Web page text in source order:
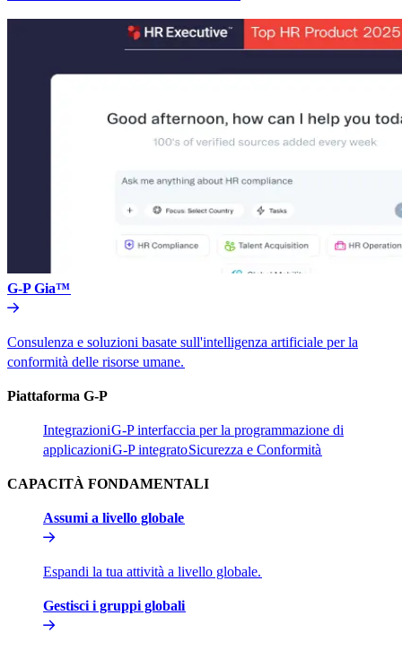
G-P Gia™​​
Consulenza e soluzioni basate sull'intelligenza artificiale per la
conformità delle risorse umane.​​
Piattaforma G-P​​
Integrazioni​​G-P interfaccia per la programmazione di
applicazioni​​G-P integrato​​Sicurezza e Conformità​​
CAPACITÀ FONDAMENTALI​​
Assumi a livello globale​​
Espandi la tua attività a livello globale.​​
Gestisci i gruppi globali​​